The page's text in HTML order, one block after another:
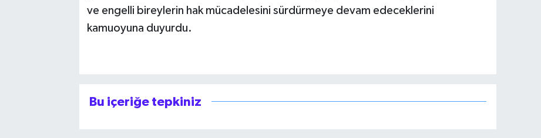
ve engelli bireylerin hak mücadelesini sürdürmeye devam edeceklerini
kamuoyuna duyurdu.
Bu içeriğe tepkiniz